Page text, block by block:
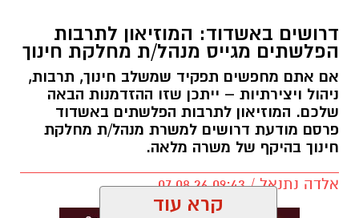
דרושים באשדוד: המוזיאון לתרבות
הפלשתים מגייס מנהל/ת מחלקת חינוך
אם אתם מחפשים תפקיד שמשלב חינוך, תרבות,
ניהול ויצירתיות – ייתכן שזו ההזדמנות הבאה
שלכם. המוזיאון לתרבות הפלשתים באשדוד
פרסם מודעת דרושים למשרת מנהל/ת מחלקת
חינוך בהיקף של משרה מלאה.
אלדה נתנאל / 09:43 07.08.26
קרא עוד